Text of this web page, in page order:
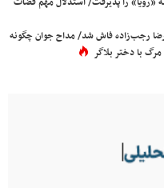
رجب‌زاده فاش شد/ مداح جوان چگونه
با دختر بلاگر